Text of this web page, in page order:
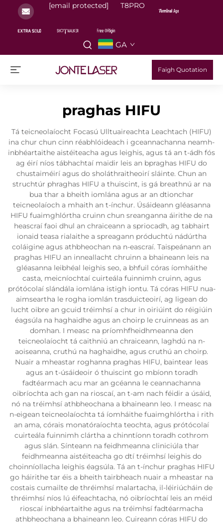
[email protected] T8PRO
GA
Faigh Quotation
praghas HIFU
Tá teicneolaíocht Focasú Ulltuaireachta Leachtach (HIFU)
ina chur chun cinn réabhlóideach i gceannachanna neamh-
inbhéartaithe aistéiteacha agus leighis, agus tá an t-ádh fós
ag éirí níos tábhachtaí maidir leis an bpraghas HIFU do
chustaiméirí agus do sholáthraitheoirí sláinte. Chun an
struchtúr phraghas HIFU a thuiscint, is gá breathnú ar na
bua thar a bheith iomlána agus ar an dtionchar
teicneolaíoch a mhaith an t-ínchur. Úsáideann gléasanna
HIFU fuaimghlórtha cruinn chun sreanganna áirithe de na
heascraí faoi dhul an chraiceann a spriocadh, ag tabhairt
ionaid teasa rialaithe a spreagann próduchtú nádúrtha
coláigine agus athbheochan na n-eascraí. Taispeánann an
praghas HIFU an inneallacht chruinn a bhaineann leis na
gléasanna leibhéal leighis seo, a bhfuil córas íomháithe
casta, meicníochtaí cuirteála fuinnimh cruinn, agus
prótócolaí slándála iomlána istigh iontu. Tá córas HIFU nua-
aimseartha le rogha iomlán trasduicteoirí, ag ligean do
lucht oibre an gcuid tréimhsí a chur in oiriúint do réigiúin
éagsúla na haghaidhe agus an choirp le cruinneas as an
domhan. I measc na príomhfheidhmeanna den
teicneolaíocht tá caithniú an chraiceann, laghdú na n-
aoiseanna, cruthú na haghaidhe, agus cruthú an choirp.
Nuair a mheastar roghanna praghas HIFU, baintear leas
agus an t-úsáideoir ó thuiscint go mbíonn toradh
fadtéarmach acu mar an gcéanna le ceannachanna
oibríochta ach gan na rioscaí, an t-am nach féidir a úsáid,
nó na tréimhsí athbheochana a bhaineann leo. I measc na
n-eigean teicneolaíochta tá íomháithe fuaimghlórtha i rith
an ama, córais monatóraíochta teochta, agus prótócolaí
cuirteála fuinnimh clártha a chinntíonn toradh cothrom
agus slán. Sínteann na feidhmeanna cliniciúla thar
feidhmeanna aistéiteacha go dtí tréimhsí leighis do
choinníollacha leighis éagsúla. Tá an t-ínchur praghas HIFU
go háirithe tar éis a bheith tairbheach nuair a mheastar na
costais cumailte de thréimhsí malartacha, il-léiriúcháin de
thréimhsí níos lú éifeachtacha, nó oibríochtaí leis an méid
rioscaí inbhéartaithe agus na tréimhsí fadtéarmacha
athbheochana a bhaineann leo. Cuireann córas HIFU do